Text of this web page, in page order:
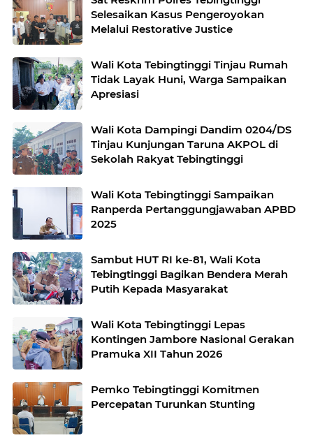
Selesaikan Kasus Pengeroyokan
Melalui Restorative Justice
Wali Kota Tebingtinggi Tinjau Rumah
Tidak Layak Huni, Warga Sampaikan
Apresiasi
Wali Kota Dampingi Dandim 0204/DS
Tinjau Kunjungan Taruna AKPOL di
Sekolah Rakyat Tebingtinggi
Wali Kota Tebingtinggi Sampaikan
Ranperda Pertanggungjawaban APBD
2025
Sambut HUT RI ke-81, Wali Kota
Tebingtinggi Bagikan Bendera Merah
Putih Kepada Masyarakat
Wali Kota Tebingtinggi Lepas
Kontingen Jambore Nasional Gerakan
Pramuka XII Tahun 2026
Pemko Tebingtinggi Komitmen
Percepatan Turunkan Stunting